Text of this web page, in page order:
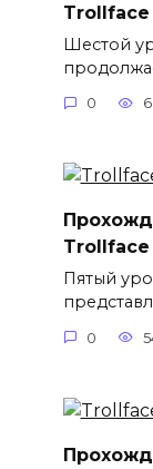
Trollface
Шестой
0
Trollface
Пятый
0